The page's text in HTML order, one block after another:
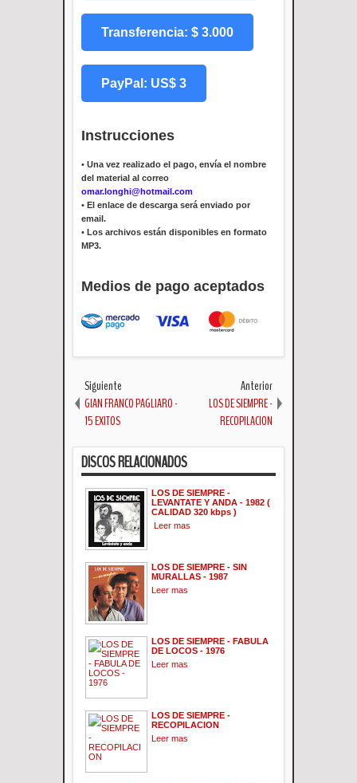
Transferencia: $ 3.000
PayPal: US$ 3
Instrucciones
• Una vez realizado el pago, envía el nombre
del material al correo
omar.longhi@hotmail.com
• El enlace de descarga será enviado por
email.
• Los archivos están disponibles en formato
MP3.
Medios de pago aceptados
Siguiente
GIAN FRANCO PAGLIARO -
15 EXITOS
Anterior
LOS DE SIEMPRE -
RECOPILACION
DISCOS RELACIONADOS
LOS DE SIEMPRE -
LEVANTATE Y ANDA - 1982 (
CALIDAD 320 kbps )
Leer mas
LOS DE SIEMPRE - SIN
MURALLAS - 1987
Leer mas
LOS DE SIEMPRE - FABULA
DE LOCOS - 1976
Leer mas
LOS DE SIEMPRE -
RECOPILACION
Leer mas